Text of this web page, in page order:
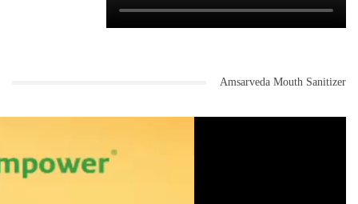
Amsarveda Mouth Sanitizer